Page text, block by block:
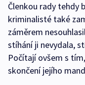
Členkou rady tehdy
kriminalisté také
záměrem
stíhání ji nevydala,
Počítají ovšem s
skončení jejího